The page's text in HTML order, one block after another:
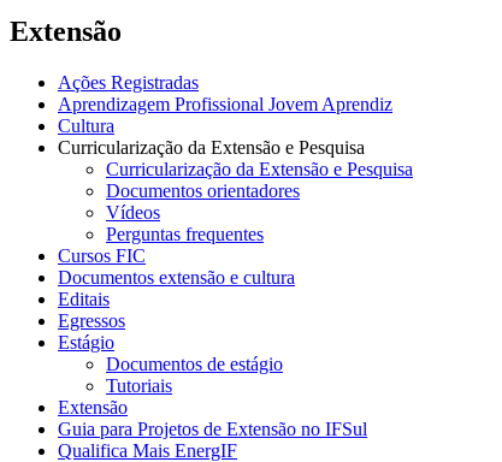
Extensão
Ações Registradas
Aprendizagem Profissional Jovem Aprendiz
Cultura
Curricularização da Extensão e Pesquisa
Curricularização da Extensão e Pesquisa
Documentos orientadores
Vídeos
Perguntas frequentes
Cursos FIC
Documentos extensão e cultura
Editais
Egressos
Estágio
Documentos de estágio
Tutoriais
Extensão
Guia para Projetos de Extensão no IFSul
Qualifica Mais EnergIF